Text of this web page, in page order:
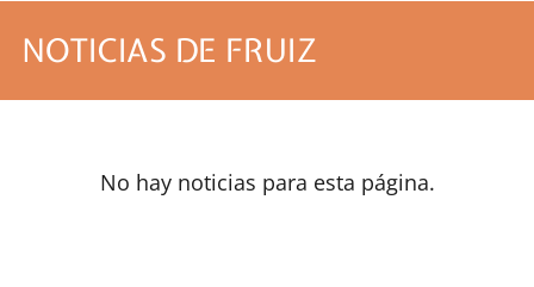
NOTICIAS DE FRUIZ
No hay noticias para esta página.